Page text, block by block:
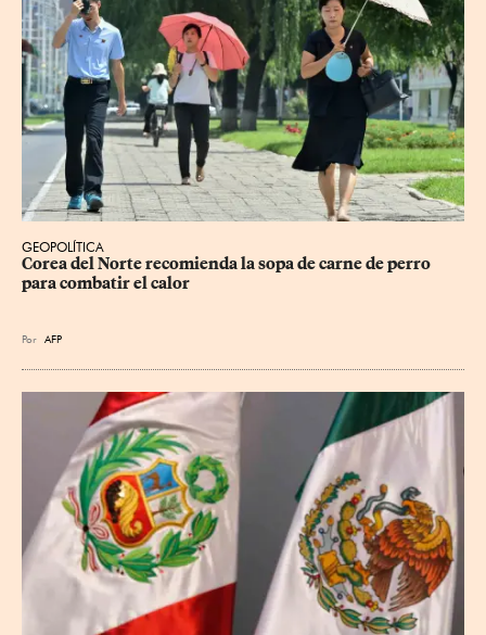
GEOPOLÍTICA
Corea del Norte recomienda la sopa de carne de perro
para combatir el calor
Por AFP